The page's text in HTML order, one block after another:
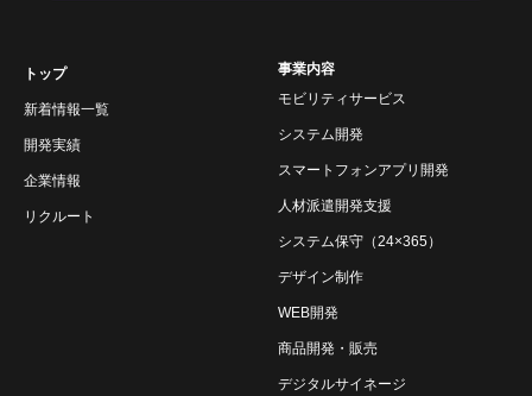
トップ
新着情報一覧
開発実績
企業情報
リクルート
事業内容
モビリティサービス
システム開発
スマートフォンアプリ開発
人材派遣開発支援
システム保守（24×365）
デザイン制作
WEB開発
商品開発・販売
デジタルサイネージ